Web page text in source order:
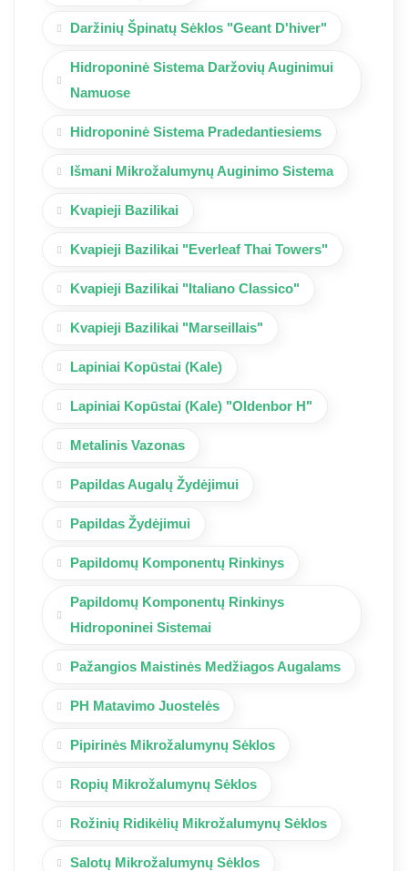
Daržinių Špinatų Sėklos "Geant D'hiver"
Hidroponinė Sistema Daržovių Auginimui
Namuose
Hidroponinė Sistema Pradedantiesiems
Išmani Mikrožalumynų Auginimo Sistema
Kvapieji Bazilikai
Kvapieji Bazilikai "Everleaf Thai Towers"
Kvapieji Bazilikai "Italiano Classico"
Kvapieji Bazilikai "Marseillais"
Lapiniai Kopūstai (Kale)
Lapiniai Kopūstai (Kale) "Oldenbor H"
Metalinis Vazonas
Papildas Augalų Žydėjimui
Papildas Žydėjimui
Papildomų Komponentų Rinkinys
Papildomų Komponentų Rinkinys
Hidroponinei Sistemai
Pažangios Maistinės Medžiagos Augalams
PH Matavimo Juostelės
Pipirinės Mikrožalumynų Sėklos
Ropių Mikrožalumynų Sėklos
Rožinių Ridikėlių Mikrožalumynų Sėklos
Salotų Mikrožalumynų Sėklos